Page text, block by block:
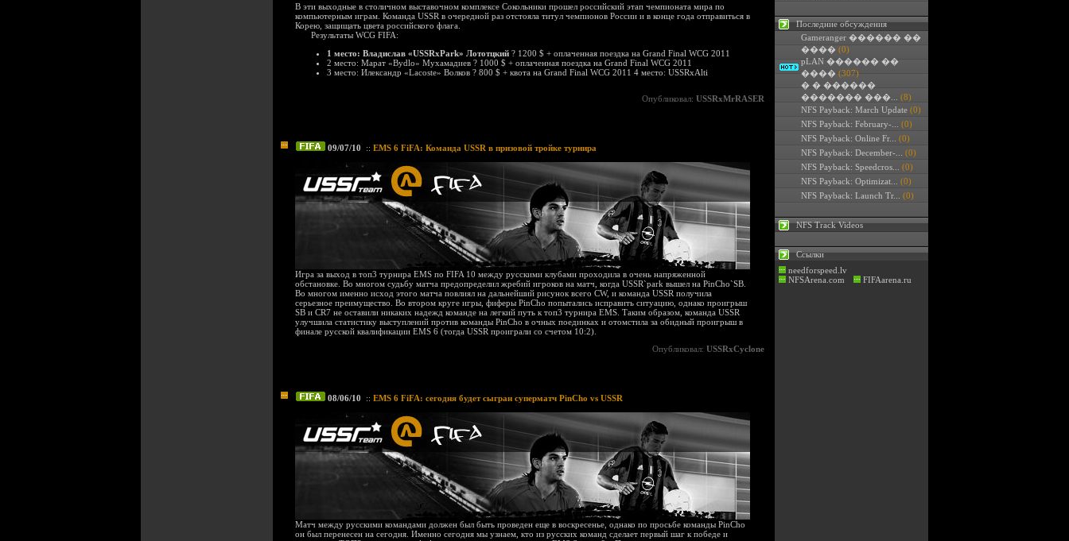
В эти выходные в столичном выставочном комплексе Сокольники прошел российский этап чемпионата мира по
компьютерным играм. Команда USSR в очередной раз отстояла титул чемпионов России и в конце года отправиться в
Корею, защищать цвета российского флага.
Результаты WCG FIFA:
1 место: Владислав «USSRxPark» Лототцкий ? 1200 $ + оплаченная поездка на Grand Final WCG 2011
2 место: Марат «Bydlo» Мухамадиев ? 1000 $ + оплаченная поездка на Grand Final WCG 2011
3 место: Илександр «Lacoste» Волков ? 800 $ + квота на Grand Final WCG 2011 4 место: USSRxAlti
Опубликовал: USSRxMrRASER
09/07/10 :: EMS 6 FiFA: Команда USSR в призовой тройке турнира
Игра за выход в топ3 турнира EMS по FIFA 10 между русскими клубами проходила в очень напряженной
обстановке. Во многом судьбу матча предопределил жребий игроков на матч, когда USSR`park вышел на PinCho`SB.
Во многом именно исход этого матча повлиял на дальнейший рисунок всего CW, и команда USSR получила
серьезное преимущество. Во втором круге игры, фиферы PinCho попытались исправить ситуацию, однако проигрыш
SB и CR7 не оставили никаких надежд команде на легкий путь к топ3 турнира EMS. Таким образом, команда USSR
улучшила статистику выступлений против команды PinCho в очных поединках и отомстила за обидный проигрыш в
финале русской квалификации EMS 6 (тогда USSR проиграли со счетом 10:2).
Опубликовал: USSRxCyclone
08/06/10 :: EMS 6 FiFA: сегодня будет сыгран суперматч PinCho vs USSR
Матч между русскими командами должен был быть проведен еще в воскресенье, однако по просьбе команды PinCho
он был перенесен на сегодня. Именно сегодня мы узнаем, кто из русских команд сделает первый шаг к победе и
Последние обсуждения
Gameranger ������ ��
���� (0)
pLAN ������ ��
���� (307)
� � ������
������� ���...
(8)
NFS Payback: March Update (0)
NFS Payback: February-...
(0)
NFS Payback: Online Fr...
(0)
NFS Payback: December-...
(0)
NFS Payback: Speedcros...
(0)
NFS Payback: Optimizat...
(0)
NFS Payback: Launch Tr...
(0)
NFS Track Videos
Ссылки
needforspeed.lv
NFSArena.com
FIFAarena.ru